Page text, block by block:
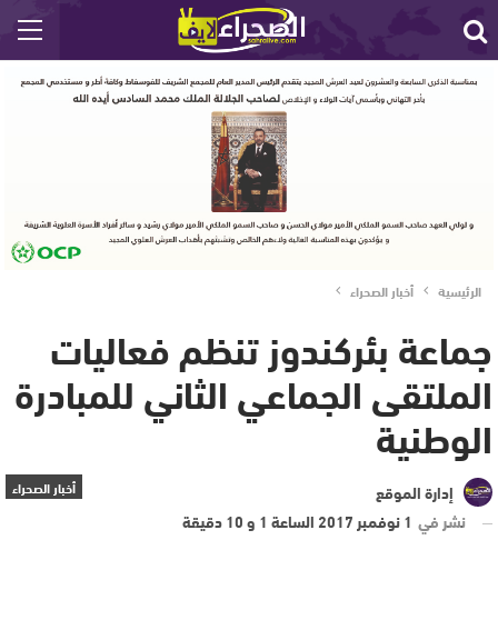
الرئيسية أخبار الصحراء
جماعة بئركندوز تنظم فعاليات
الملتقى الجماعي الثاني للمبادرة
الوطنية
أخبار الصحراء
إدارة الموقع
نشر في 1 نوفمبر 2017 الساعة 1 و 10 دقيقة